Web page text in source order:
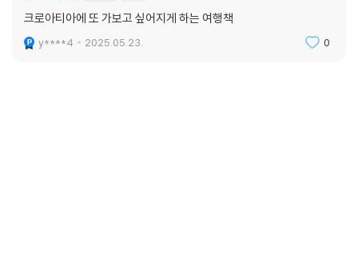
크로아티아에 또 가보고 싶어지게 하는 여행책
y****4 2025.05.23. 0